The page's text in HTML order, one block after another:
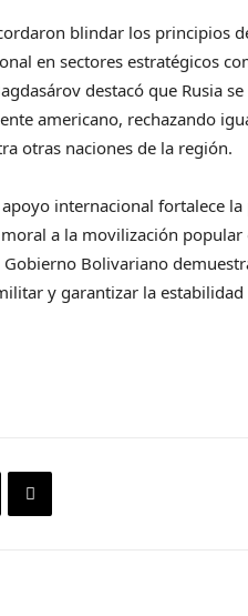
blindar los principios
en sectores estratégicos
destacó que Rusia
americano, rechazando
otras naciones de la región.
internacional fortalece
a la movilización
Gobierno Bolivariano
y garantizar la